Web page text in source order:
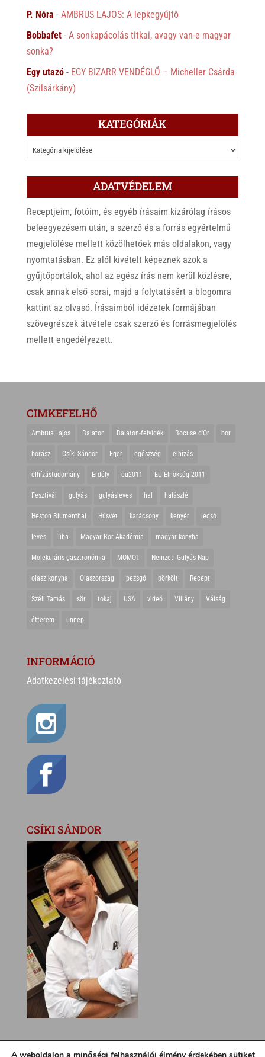
P. Nóra - AMBRUS LAJOS: A lepkegyűjtő
Bobbafet- A sonkapácolás titkai, avagy van-e magyar
sonka?
Egy utazó- EGY BIZARR VENDÉGLŐ – Micheller Csárda
(Szilsárkány)
KATEGÓRIÁK
KATEGÓRIÁK
ADATVÉDELEM
Receptjeim, fotóim, és egyéb írásaim kizárólag írásos
beleegyezésem után, a szerző és a forrás egyértelmű
megjelölése mellett közölhetőek más oldalakon, vagy
nyomtatásban. Ez alól kivételt képeznek azok a
gyűjtőportálok, ahol az egész írás nem kerül közlésre,
csak annak első sorai, majd a folytatásért a blogomra
kattint az olvasó. Írásaimból idézetek formájában
szövegrészek átvétele csak szerző és forrásmegjelölés
mellett engedélyezett.
CIMKEFELHŐ
Ambrus Lajos Balaton Balaton-felvidék Bocuse d'Or bor
borász Csíki Sándor Eger egészség elhízás
elhízástudomány Erdély eu2011 EU Elnökség 2011
Fesztivál gulyás gulyásleves hal halászlé
Heston Blumenthal Húsvét karácsony kenyér lecsó
leves liba Magyar Bor Akadémia magyar konyha
Molekuláris gasztronómia MOMOT Nemzeti Gulyás Nap
olasz konyha Olaszország pezsgő pörkölt Recept
Széll Tamás sör tokaj USA videó Villány Válság
étterem ünnep
INFORMÁCIÓ
Adatkezelési tájékoztató
CSÍKI SÁNDOR